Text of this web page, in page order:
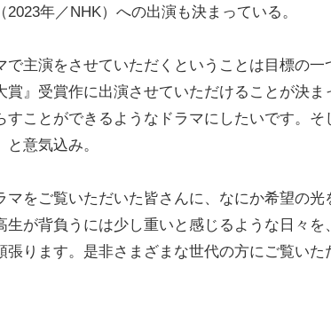
年／NHK）への出演も決まっている。
主演をさせていただくということは目標の一
賞』受賞作に出演させていただけることが決
すことができるようなドラマにしたいです。そ
意気込み。
をご覧いただいた皆さんに、なにか希望の光
生が背負うには少し重いと感じるような日々
張ります。是非さまざまな世代の方にご覧いた